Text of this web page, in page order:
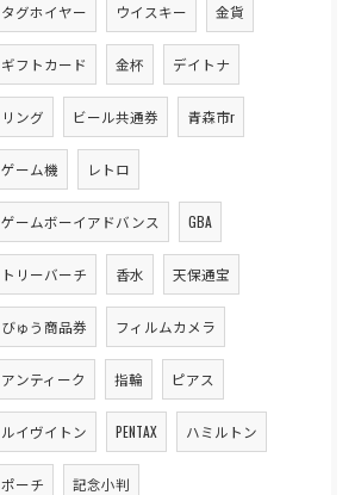
タグホイヤー ウイスキー 金貨
ギフトカード 金杯 デイトナ
リング ビール共通券 青森市r
ゲーム機 レトロ
ゲームボーイアドバンス GBA
トリーバーチ 香水 天保通宝
びゅう商品券 フィルムカメラ
アンティーク 指輪 ピアス
ルイヴイトン PENTAX ハミルトン
ポーチ 記念小判